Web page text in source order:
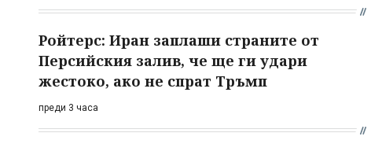
Ройтерс: Иран заплаши страните от
Персийския залив, че ще ги удари
жестоко, ако не спрат Тръмп
преди 3 часа